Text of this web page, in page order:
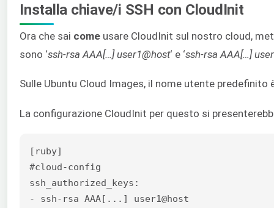
Installa chiave/i SSH con CloudInit
Ora che sai come usare CloudInit sul nostro cloud,
sono ‘ssh-rsa AAA[…] user1@host‘ e ‘ssh-rsa AAA[…]
Sulle Ubuntu Cloud Images, il nome utente predefinito
La configurazione CloudInit per questo si
[ruby]
#cloud-config
ssh_authorized_keys:
- ssh-rsa AAA[...] user1@host